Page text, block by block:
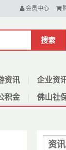
会员中心
搜索
资讯 企业资
积金 佛山社
资